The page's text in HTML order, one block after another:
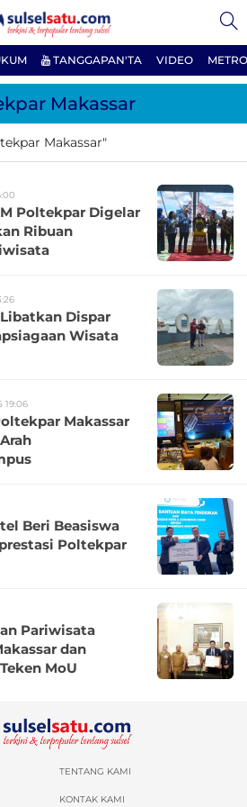
TANGGAPAN'TA VIDEO
Makassar
Makassar"
Poltekpar Digelar
Ribuan
Dispar
Wisata
19:06
Makassar
Beri Beasiswa
Poltekpar
Pariwisata
dan
MoU
TENTANG KAMI
KONTAK KAMI